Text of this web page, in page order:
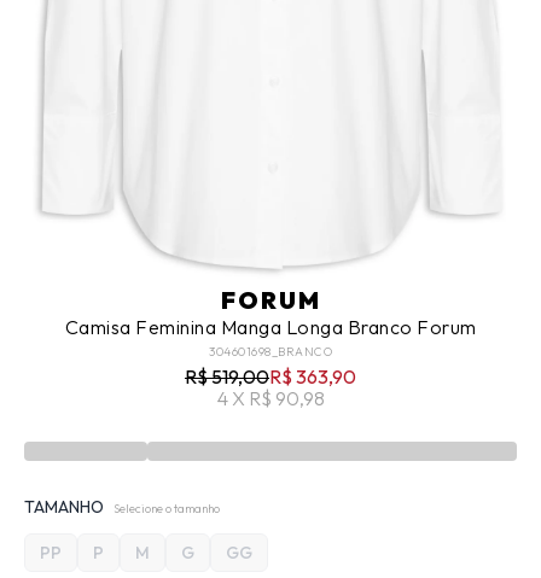
FORUM
Camisa Feminina Manga Longa Branco Forum
304601698_BRANCO
R$ 519,00R$ 363,90
4 X R$ 90,98
TAMANHO Selecione o tamanho
PP P M G GG